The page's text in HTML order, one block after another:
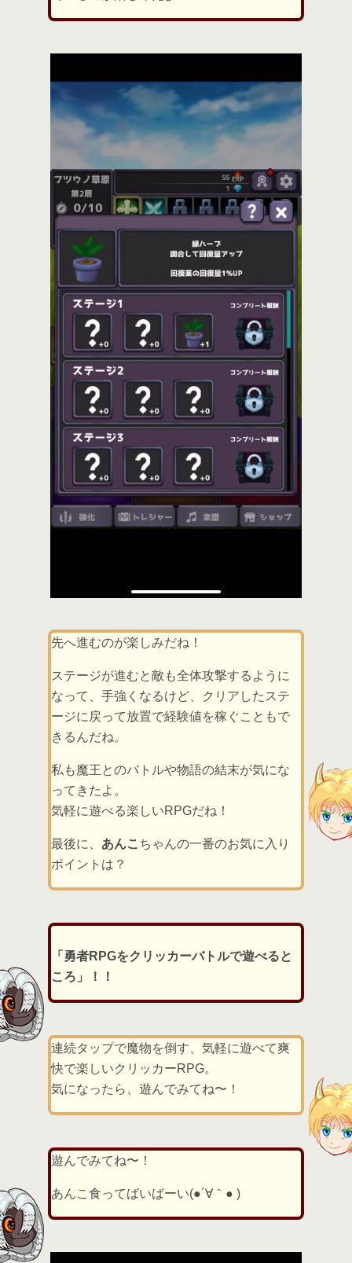
先へ進むのが楽しみだね！
ステージが進むと敵も全体攻撃するように
なって、手強くなるけど、クリアしたステ
ージに戻って放置で経験値を稼ぐこともで
きるんだね。
私も魔王とのバトルや物語の結末が気にな
ってきたよ。
気軽に遊べる楽しいRPGだね！
最後に、 あんこちゃんの一番のお気に入り
ポイントは？
「勇者RPGをクリッカーバトルで遊べると
ころ」！！
連続タップで魔物を倒す、気軽に遊べて爽
快で楽しいクリッカーRPG。
気になったら、遊んでみてね〜！
遊んでみてね〜！
あんこ食ってばいばーい(●´∀｀● )